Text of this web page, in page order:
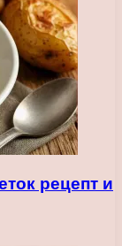
рецепт и